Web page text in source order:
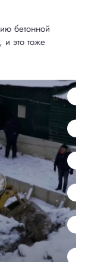
бетонной
и это тоже